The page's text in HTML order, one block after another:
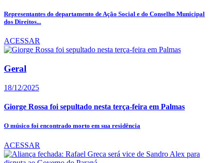
Representantes do departamento de Ação Social e do Conselho Municipal
dos Direitos...
ACESSAR
Geral
18/12/2025
Giorge Rossa foi sepultado nesta terça-feira em Palmas
O músico foi encontrado morto em sua residência
ACESSAR